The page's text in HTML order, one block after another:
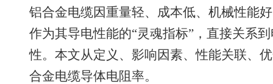
铝合金电缆因重量轻、成本低、机械性能
作为其导电性能的“灵魂指标”，直接关系
性。本文从定义、影响因素、性能关联、
合金电缆导体电阻率。